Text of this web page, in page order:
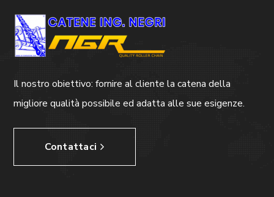
Il nostro obiettivo: fornire al cliente la catena della
migliore qualità possibile ed adatta alle sue esigenze.
Contattaci